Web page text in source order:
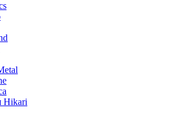
Hikari